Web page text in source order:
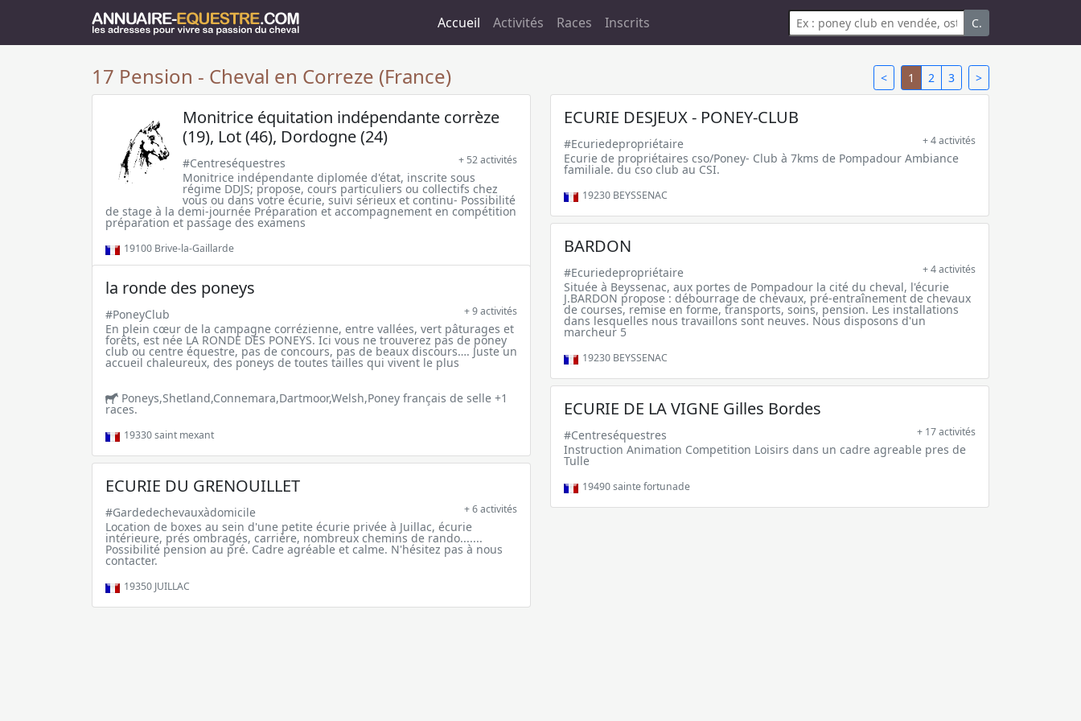
Accueil Activités Races Inscrits C.
< 1 2 3 >
17 Pension - Cheval en Correze (France)
Monitrice équitation indépendante corrèze
(19), Lot (46), Dordogne (24)
#Centreséquestres + 52 activités
Monitrice indépendante diplomée d'état, inscrite sous
régime DDJS; propose, cours particuliers ou collectifs chez
vous ou dans votre écurie, suivi sérieux et continu- Possibilité
de stage à la demi-journée Préparation et accompagnement en compétition
préparation et passage des examens
19100 Brive-la-Gaillarde
ECURIE DESJEUX - PONEY-CLUB
#Ecuriedepropriétaire + 4 activités
Ecurie de propriétaires cso/Poney- Club à 7kms de Pompadour Ambiance
familiale. du cso club au CSI.
19230 BEYSSENAC
BARDON
#Ecuriedepropriétaire + 4 activités
Située à Beyssenac, aux portes de Pompadour la cité du cheval, l'écurie
J.BARDON propose : débourrage de chevaux, pré-entraînement de chevaux
de courses, remise en forme, transports, soins, pension. Les installations
dans lesquelles nous travaillons sont neuves. Nous disposons d'un
marcheur 5
19230 BEYSSENAC
la ronde des poneys
#PoneyClub + 9 activités
En plein cœur de la campagne corrézienne, entre vallées, vert pâturages et
forêts, est née LA RONDE DES PONEYS. Ici vous ne trouverez pas de poney
club ou centre équestre, pas de concours, pas de beaux discours…. Juste un
accueil chaleureux, des poneys de toutes tailles qui vivent le plus
Poneys,Shetland,Connemara,Dartmoor,Welsh,Poney français de selle +1
races.
19330saint mexant
ECURIE DE LA VIGNE Gilles Bordes
#Centreséquestres + 17 activités
Instruction Animation Competition Loisirs dans un cadre agreable pres de
Tulle
19490sainte fortunade
ECURIE DU GRENOUILLET
#Gardedechevauxàdomicile + 6 activités
Location de boxes au sein d'une petite écurie privée à Juillac, écurie
intérieure, prés ombragés, carrière, nombreux chemins de rando.......
Possibilité pension au pré. Cadre agréable et calme. N'hésitez pas à nous
contacter.
19350 JUILLAC